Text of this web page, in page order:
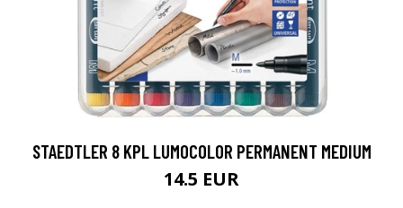
STAEDTLER 8 KPL LUMOCOLOR PERMANENT MEDIUM
14.5 EUR